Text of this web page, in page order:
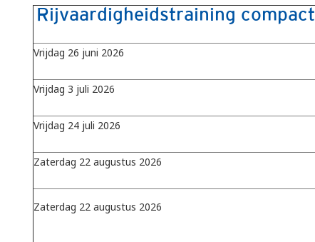
Rijvaardigheidstraining compact
Vrijdag 26 juni 2026
Vrijdag 3 juli 2026
Vrijdag 24 juli 2026
Zaterdag 22 augustus 2026
Zaterdag 22 augustus 2026